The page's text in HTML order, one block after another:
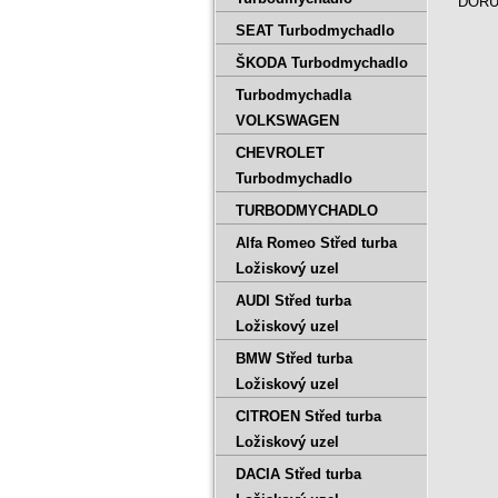
SEAT Turbodmychadlo
ŠKODA Turbodmychadlo
Turbodmychadla
VOLKSWAGEN
CHEVROLET
Turbodmychadlo
TURBODMYCHADLO
Alfa Romeo Střed turba
Ložiskový uzel
AUDI Střed turba
Ložiskový uzel
BMW Střed turba
Ložiskový uzel
CITROEN Střed turba
Ložiskový uzel
DACIA Střed turba